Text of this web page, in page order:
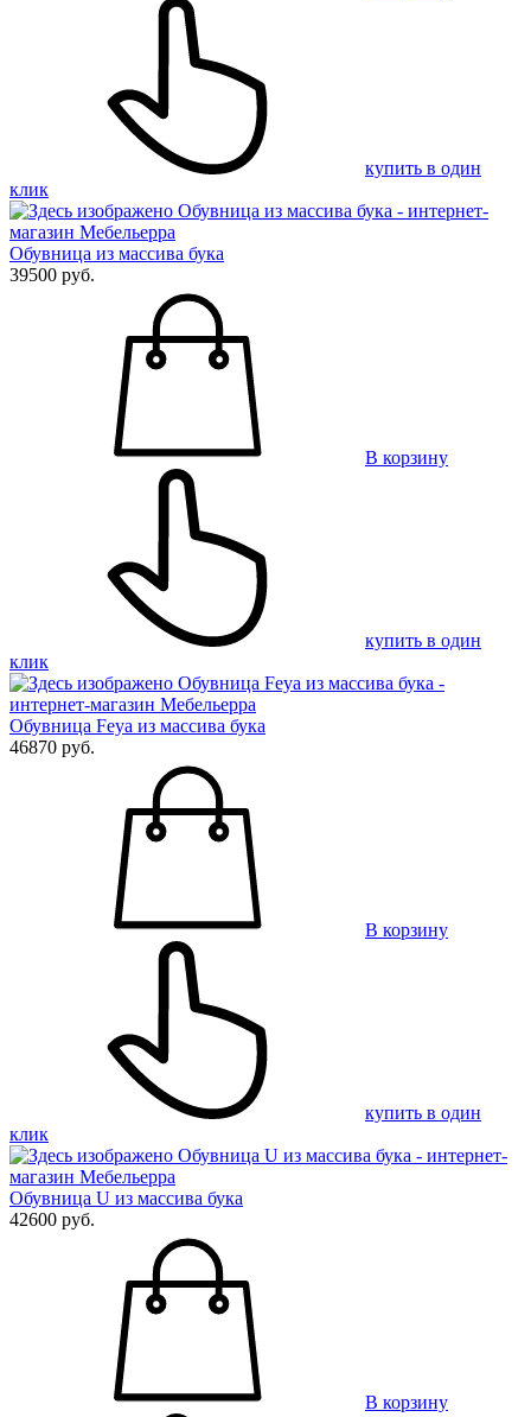
купить в один
клик
Обувница из массива бука
39500 руб.
В корзину
купить в один
клик
Обувница Feya из массива бука
46870 руб.
В корзину
купить в один
клик
Обувница U из массива бука
42600 руб.
В корзину